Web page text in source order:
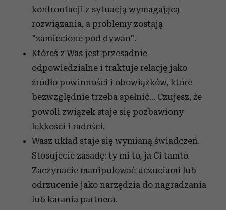
konfrontacji z sytuacją wymagającą
rozwiązania, a problemy zostają
"zamiecione pod dywan".
Któreś z Was jest przesadnie
odpowiedzialne i traktuje relację jako
źródło powinności i obowiązków, które
bezwzględnie trzeba spełnić… Czujesz, że
powoli związek staje się pozbawiony
lekkości i radości.
Wasz układ staje się wymianą świadczeń.
Stosujecie zasadę: ty mi to, ja Ci tamto.
Zaczynacie manipulować uczuciami lub
odrzucenie jako narzędzia do nagradzania
lub karania partnera.